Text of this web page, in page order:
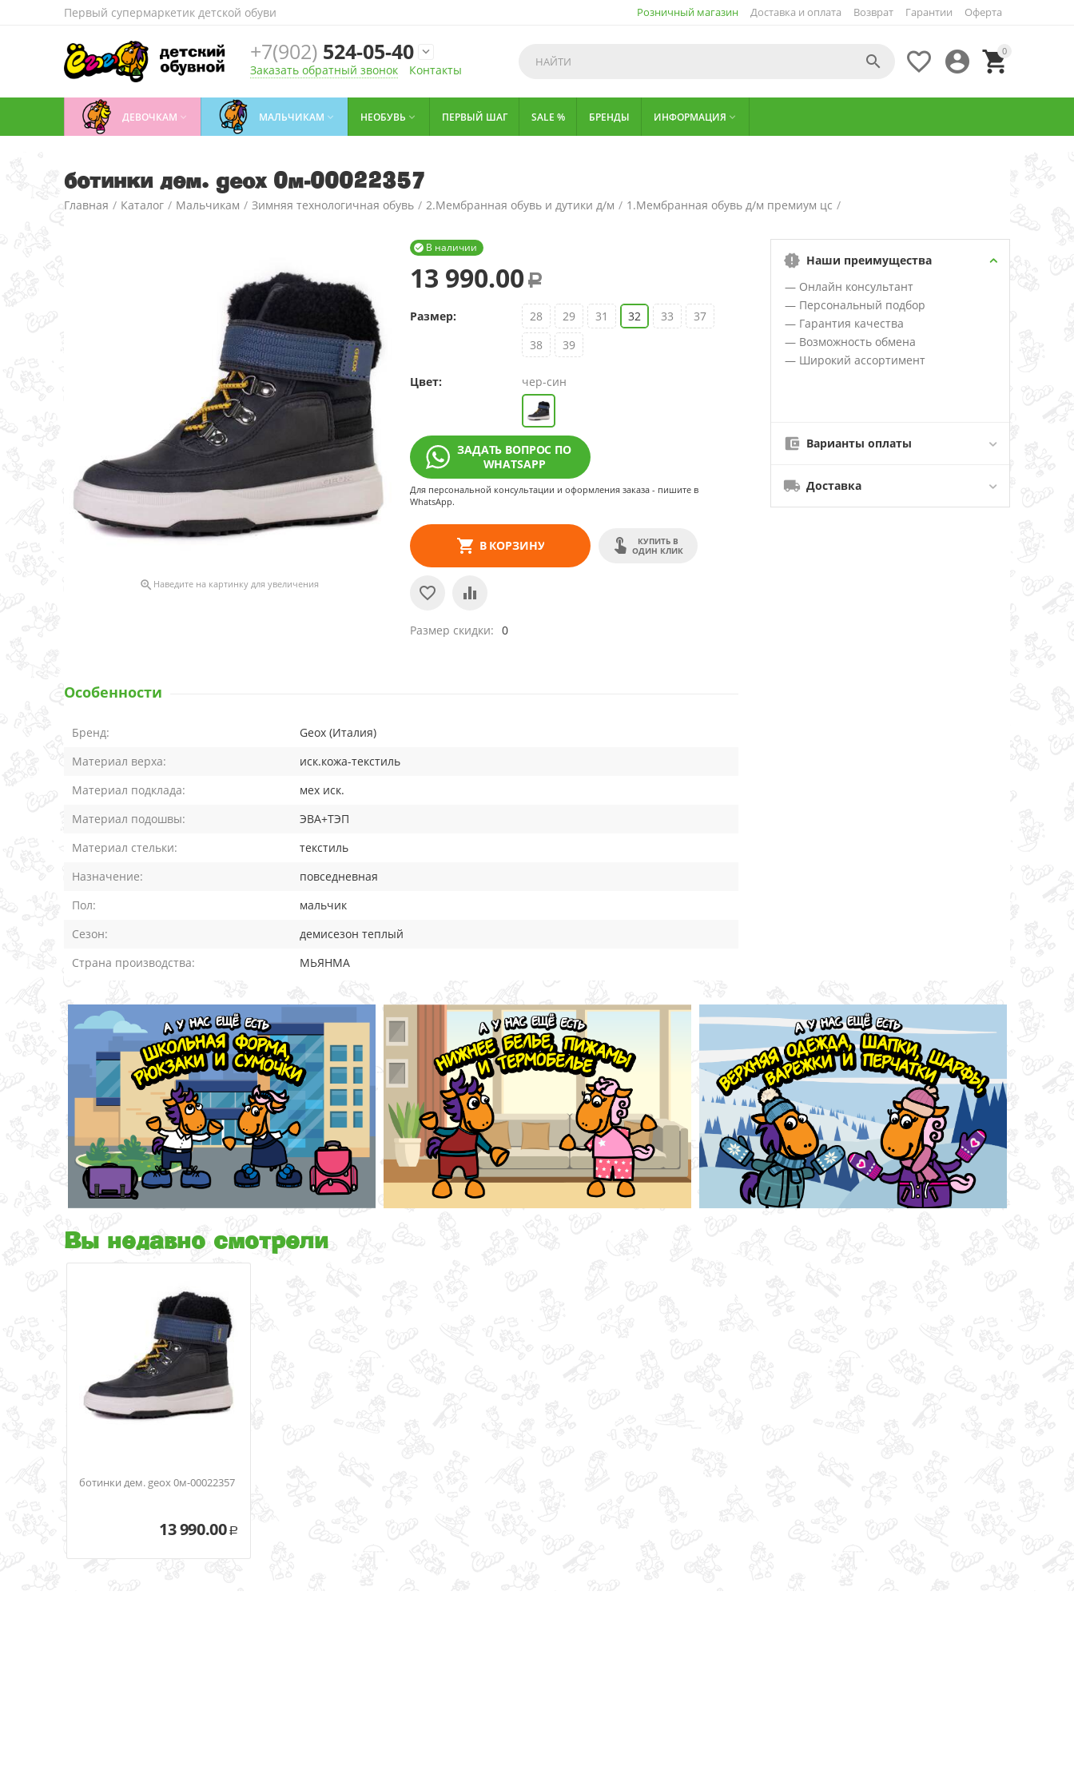
Первый супермаркетик детской обуви Розничный магазин Доставка и оплата Возврат Гарантии Оферта
+7(902)524-05-40 
Заказать обратный звонок Контакты
0




ДЕВОЧКАМ  МАЛЬЧИКАМ  НЕОБУВЬ  ПЕРВЫЙ ШАГ SALE % БРЕНДЫ ИНФОРМАЦИЯ 
ботинки дем. geox 0м-00022357
Главная / Каталог / Мальчикам / Зимняя технологичная обувь / 2.Мембранная обувь и дутики д/м / 1.Мембранная обувь д/м премиум цс /
 Наведите на картинку для увеличения
В наличии

13 990.00 Р
Размер: 28 29 31 32 33
37
38
39
Цвет: чер-син
ЗАДАТЬ ВОПРОС ПО
WHATSAPP
Для персональной консультации и оформления заказа - пишите в
WhatsApp.
В КОРЗИНУ
КУПИТЬ В
ОДИН КЛИК
Размер скидки 0
Наши преимущества
— Онлайн консультант
— Персональный подбор
— Гарантия качества
— Возможность обмена
— Широкий ассортимент
Варианты оплаты
Доставка
Особенности
Бренд:
Geox (Италия)
Материал верха:
иск.кожа-текстиль
Материал подклада:
мех иск.
Материал подошвы:
ЭВА+ТЭП
Материал стельки:
текстиль
Назначение:
повседневная
Пол:
мальчик
Сезон:
демисезон теплый
Страна производства:
МЬЯНМА
Вы недавно смотрели
ботинки дем. geox 0м-00022357
13 990.00 Р